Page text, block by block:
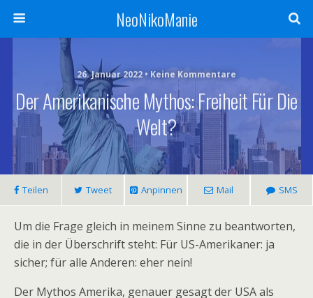
NeoNikoManie
26. Januar 2022 • Keine Kommentare
Der Amerikanische Mythos: Freiheit Für Die
Welt?
Teilen Tweet Anpinnen Mail SMS
Um die Frage gleich in meinem Sinne zu beantworten,
die in der Überschrift steht: Für US-Amerikaner: ja
sicher; für alle Anderen: eher nein!
Der Mythos Amerika, genauer gesagt der USA als